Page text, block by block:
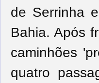
de Serrinha
Bahia. Após
caminhões
quatro